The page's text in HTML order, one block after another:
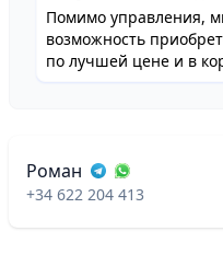
Помимо управления,
возможность
по лучшей цене и в
Роман
+34 622 204 413